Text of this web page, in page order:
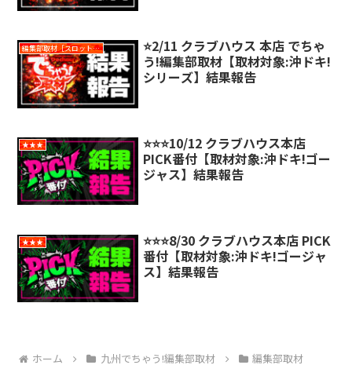
編集部取材［スロット対象機種アリ］
⭐️2/11 クラブハウス 本店 でちゃ
う!編集部取材【取材対象:沖ドキ!
シリーズ】結果報告
★★★
⭐️⭐️⭐️10/12 クラブハウス本店
PICK番付【取材対象:沖ドキ!ゴー
ジャス】結果報告
★★★
⭐️⭐️⭐️8/30 クラブハウス本店 PICK
番付【取材対象:沖ドキ!ゴージャ
ス】結果報告
ホーム 九州でちゃう!編集部取材 編集部取材